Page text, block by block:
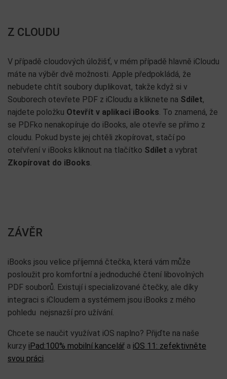
Z CLOUDU
V případě cloudových úložišť, v mém případě hlavně iCloudu
máte na výběr dvě možnosti. Apple předpokládá, že
nebudete chtít soubory duplikovat, takže když si v
Souborech otevřete PDF z iCloudu a kliknete na Sdílet,
najdete položku Otevřít v aplikaci iBooks. To znamená, že
se PDFko nenakopíruje do iBooks, ale otevře se přímo z
cloudu. Pokud byste jej chtěli zkopírovat, stačí po
oteřvření v iBooks kliknout na tlačítko Sdílet a vybrat
Zkopírovat do iBooks.
ZÁVĚR
iBooks jsou velice příjemná čtečka, která vám může
posloužit pro komfortní a jednoduché čtení libovolných
PDF souborů. Existují i specializované čtečky, ale díky
integraci s iCloudem a systémem jsou iBooks z mého
pohledu nejsnazší pro užívání.
Chcete se naučit využívat iOS naplno? Přijďte na naše
kurzy iPad:100% mobilní kancelář a iOS 11: zefektivněte
svou práci.